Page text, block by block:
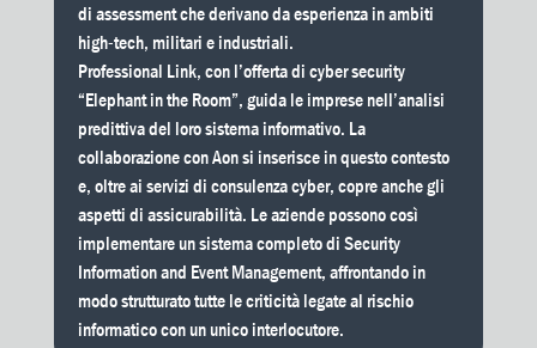
di assessment che derivano da esperienza in ambiti
high-tech, militari e industriali.
Professional Link, con l’offerta di cyber security
“Elephant in the Room”, guida le imprese nell’analisi
predittiva del loro sistema informativo. La
collaborazione con Aon si inserisce in questo contesto
e, oltre ai servizi di consulenza cyber, copre anche gli
aspetti di assicurabilità. Le aziende possono così
implementare un sistema completo di Security
Information and Event Management, affrontando in
modo strutturato tutte le criticità legate al rischio
informatico con un unico interlocutore.